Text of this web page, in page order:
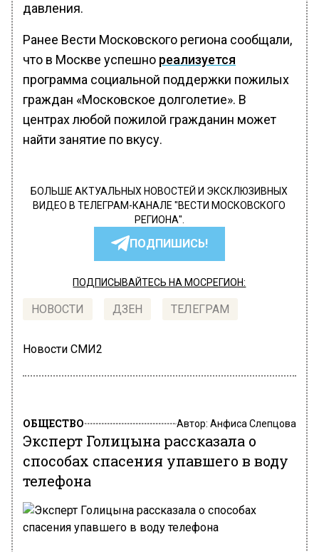
давления.
Ранее Вести Московского региона сообщали,
что в Москве успешно реализуется
программа социальной поддержки пожилых
граждан «Московское долголетие». В
центрах любой пожилой гражданин может
найти занятие по вкусу.
БОЛЬШЕ АКТУАЛЬНЫХ НОВОСТЕЙ И ЭКСКЛЮЗИВНЫХ
ВИДЕО В ТЕЛЕГРАМ-КАНАЛЕ "ВЕСТИ МОСКОВСКОГО
РЕГИОНА".
ПОДПИШИСЬ!
ПОДПИСЫВАЙТЕСЬ НА МОСРЕГИОН:
НОВОСТИ ДЗЕН ТЕЛЕГРАМ
Новости СМИ2
ОБЩЕСТВО Автор: Анфиса Слепцова
Эксперт Голицына рассказала о
способах спасения упавшего в воду
телефона